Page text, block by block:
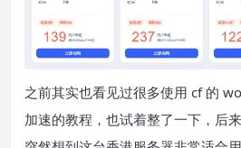
之前其实也看见过很多使用 cf 的
加速的教程，也试着整了一下，后